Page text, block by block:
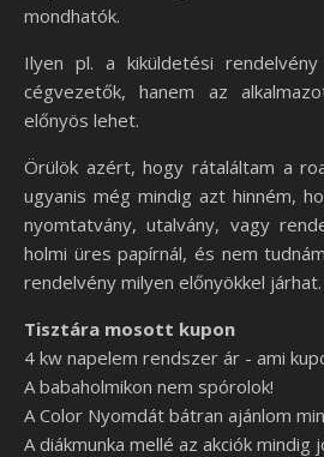
mondhatók.
Ilyen pl. a kiküldetési
cégvezetők, hanem az
előnyös lehet.
Örülök azért, hogy rátaláltam a
ugyanis még mindig azt hinném,
nyomtatvány, utalvány, vagy
holmi üres papírnál, és nem
rendelvény milyen előnyökkel járhat.
Tisztára mosott kupon
4 kw napelem rendszer ár - ami
A babaholmikon nem spórolok!
A Color Nyomdát bátran ajánlom
A diákmunka mellé az akciók mindig